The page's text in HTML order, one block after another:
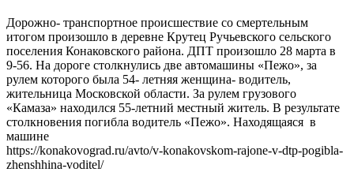
Дорожно- транспортное происшествие со смертельным
итогом произошло в деревне Крутец Ручьевского сельского
поселения Конаковского района. ДПТ произошло 28 марта в
9-56. На дороге столкнулись две автомашины «Пежо», за
рулем которого была 54- летняя женщина- водитель,
жительница Московской области. За рулем грузового
«Камаза» находился 55-летний местный житель. В результате
столкновения погибла водитель «Пежо». Находящаяся в
машине
https://konakovograd.ru/avto/v-konakovskom-rajone-v-dtp-pogibla-
zhenshhina-voditel/